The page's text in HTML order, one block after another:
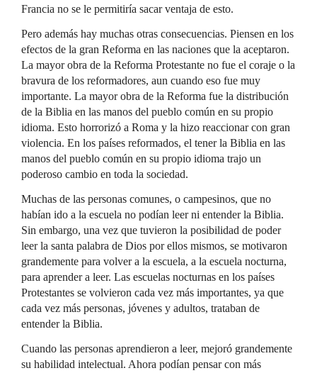
Francia no se le permitiría sacar ventaja de esto.
Pero además hay muchas otras consecuencias. Piensen en los
efectos de la gran Reforma en las naciones que la aceptaron.
La mayor obra de la Reforma Protestante no fue el coraje o la
bravura de los reformadores, aun cuando eso fue muy
importante. La mayor obra de la Reforma fue la distribución
de la Biblia en las manos del pueblo común en su propio
idioma. Esto horrorizó a Roma y la hizo reaccionar con gran
violencia. En los países reformados, el tener la Biblia en las
manos del pueblo común en su propio idioma trajo un
poderoso cambio en toda la sociedad.
Muchas de las personas comunes, o campesinos, que no
habían ido a la escuela no podían leer ni entender la Biblia.
Sin embargo, una vez que tuvieron la posibilidad de poder
leer la santa palabra de Dios por ellos mismos, se motivaron
grandemente para volver a la escuela, a la escuela nocturna,
para aprender a leer. Las escuelas nocturnas en los países
Protestantes se volvieron cada vez más importantes, ya que
cada vez más personas, jóvenes y adultos, trataban de
entender la Biblia.
Cuando las personas aprendieron a leer, mejoró grandemente
su habilidad intelectual. Ahora podían pensar con más